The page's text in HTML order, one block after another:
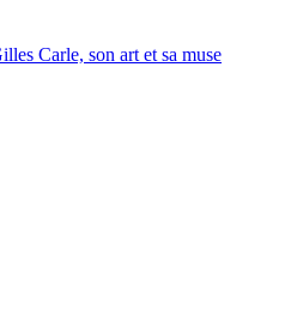
Carle, son art et sa muse